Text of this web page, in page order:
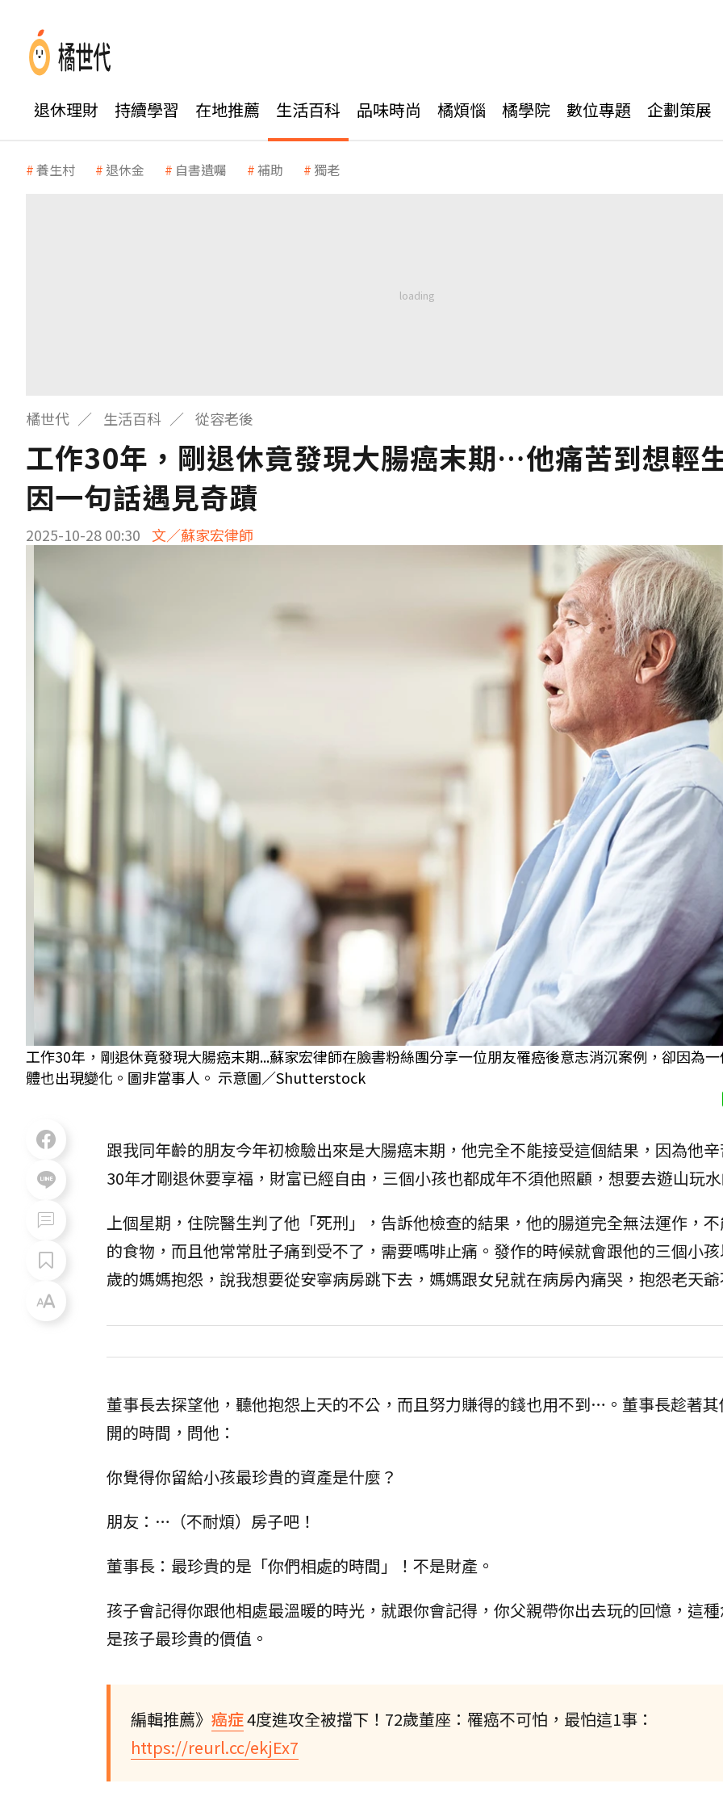
退休理財 持續學習 在地推薦 生活百科 品味時尚 橘煩惱 橘學院 數位專題 企劃策展
養生村 退休金 自書遺囑 補助 獨老
橘世代 生活百科 從容老後
工作30年，剛退休竟發現大腸癌末期…他痛苦到想輕
因一句話遇見奇蹟
2025-10-28 00:30 文／蘇家宏律師
工作30年，剛退休竟發現大腸癌末期...蘇家宏律師在臉書粉絲團分享一位朋友罹癌後意志消沉案例，卻因為
體也出現變化。圖非當事人。 示意圖／Shutterstock
跟我同年齡的朋友今年初檢驗出來是大腸癌末期，他完全不能接受這個結果，因為他
30年才剛退休要享福，財富已經自由，三個小孩也都成年不須他照顧，想要去遊山玩
上個星期，住院醫生判了他「死刑」，告訴他檢查的結果，他的腸道完全無法運作，
的食物，而且他常常肚子痛到受不了，需要嗎啡止痛。發作的時候就會跟他的三個小
歲的媽媽抱怨，說我想要從安寧病房跳下去，媽媽跟女兒就在病房內痛哭，抱怨老天
董事長去探望他，聽他抱怨上天的不公，而且努力賺得的錢也用不到…。董事長趁著
開的時間，問他：
你覺得你留給小孩最珍貴的資產是什麼？
朋友：…（不耐煩）房子吧！
董事長：最珍貴的是「你們相處的時間」！不是財產。
孩子會記得你跟他相處最溫暖的時光，就跟你會記得，你父親帶你出去玩的回憶，這
是孩子最珍貴的價值。
編輯推薦》 癌症4度進攻全被擋下！72歲董座：罹癌不可怕，最怕這1事：
https://reurl.cc/ekjEx7